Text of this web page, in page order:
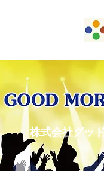
株式会社グッ